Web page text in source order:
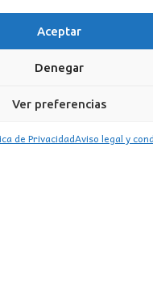
Aceptar
Denegar
Ver preferencias
de PrivacidadAviso legal y